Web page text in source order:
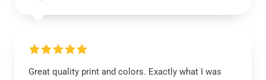
Great quality print and colors. Exactly what I was